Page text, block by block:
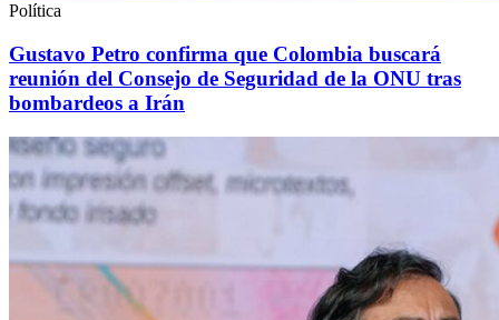
Política
Gustavo Petro confirma que Colombia buscará
reunión del Consejo de Seguridad de la ONU tras
bombardeos a Irán